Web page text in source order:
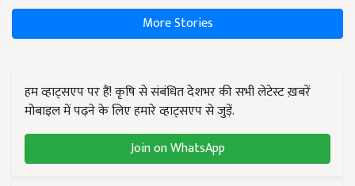
More Stories
हम व्हाट्सएप पर हैं! कृषि से संबंधित देशभर की सभी लेटेस्ट ख़बरें
मोबाइल में पढ़ने के लिए हमारे व्हाट्सएप से जुड़ें.
Join on WhatsApp